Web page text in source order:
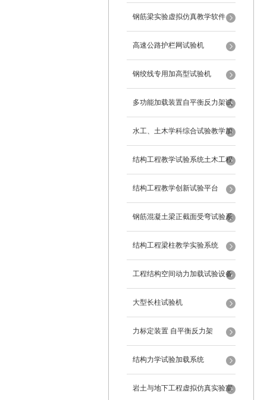
钢筋梁实验虚拟仿真教学软件
高速公路护栏网试验机
钢绞线专用加高型试验机
多功能加载装置自平衡反力架试
验系统
水工、土木学科综合试验教学加
载系统
结构工程教学试验系统土木工程
试验设备
结构工程教学创新试验平台
钢筋混凝土梁正截面受弯试验系
统
结构工程梁柱教学实验系统
工程结构空间动力加载试验设备
反力框架
大型长柱试验机
力标定装置 自平衡反力架
结构力学试验加载系统
岩土与地下工程虚拟仿真实验室